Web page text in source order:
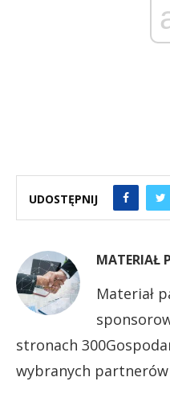
UDOSTĘPNIJ
MATERIAŁ
Materiał
stronach
wybranych